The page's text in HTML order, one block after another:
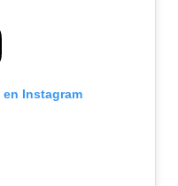
Instagram